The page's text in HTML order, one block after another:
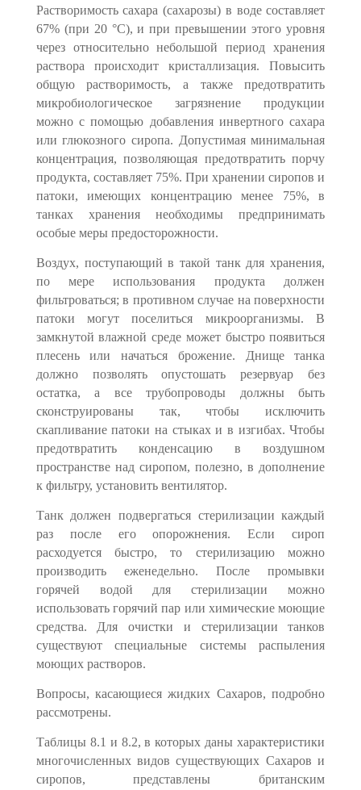
Растворимость сахара (сахарозы) в воде составляет
67% (при 20 °С), и при пре­вышении этого уровня
через относительно небольшой период хранения
раствора происходит кристаллизация. Повысить
общую растворимость, а также предотвра­тить
микробиологическое загрязнение продукции
можно с помощью добавления инвертного сахара
или глюкозного сиропа. Допустимая минимальная
концентра­ция, позволяющая предотвратить порчу
продукта, составляет 75%. При хранении сиропов и
патоки, имеющих концентрацию менее 75%, в
танках хранения необходи­мы предпринимать
особые меры предосторожности.
Воздух, поступающий в такой танк для хранения,
по мере использования про­дукта должен
фильтроваться; в противном случае на поверхности
патоки могут по­селиться микроорганизмы. В
замкнутой влажной среде может быстро появиться
плесень или начаться брожение. Днище танка
должно позволять опустошать резер­вуар без
остатка, а все трубопроводы должны быть
сконструированы так, чтобы ис­ключить
скапливание патоки на стыках и в изгибах. Чтобы
предотвратить конден­сацию в воздушном
пространстве над сиропом, полезно, в дополнение
к фильтру, установить вентилятор.
Танк должен подвергаться стерилизации каждый
раз после его опорожнения. Если сироп
расходуется быстро, то стерилизацию можно
производить еженедельно. После промывки
горячей водой для стерилизации можно
использовать горячий пар или химические моющие
средства. Для очистки и стерилизации танков
существуют специальные системы распыления
моющих растворов.
Вопросы, касающиеся жидких Сахаров, подробно
рассмотрены.
Таблицы 8.1 и 8.2, в которых даны характеристики
многочисленных видов су­ществующих Сахаров и
сиропов, представлены британским